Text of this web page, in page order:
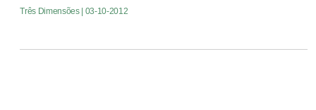
Três Dimensões | 03-10-2012